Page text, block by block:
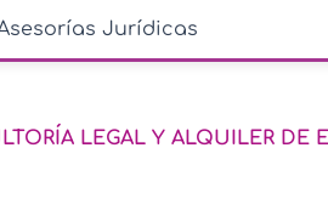
Jurídicas
LEGAL Y ALQUILER DE